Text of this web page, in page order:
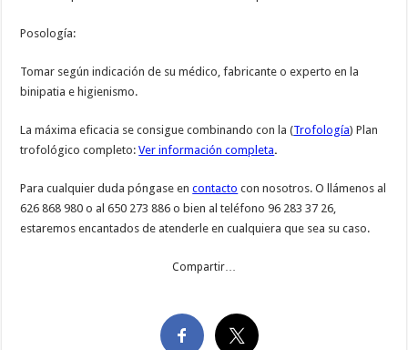
Posología:
Tomar según indicación de su médico, fabricante o experto en la
binipatia e higienismo.
La máxima eficacia se consigue combinando con la (Trofología) Plan
trofológico completo:Ver información completa.
Para cualquier duda póngase encontacto con nosotros. O llámenos al
626 868 980 o al 650 273 886 o bien al teléfono 96 283 37 26,
estaremos encantados de atenderle en cualquiera que sea su caso.
Compartir…